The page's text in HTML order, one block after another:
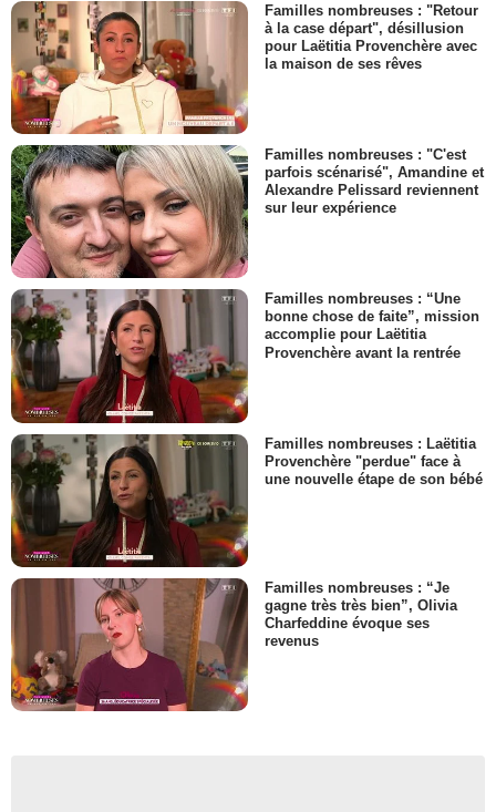
Familles nombreuses : "Retour
à la case départ", désillusion
pour Laëtitia Provenchère avec
la maison de ses rêves
Familles nombreuses : "C'est
parfois scénarisé", Amandine et
Alexandre Pelissard reviennent
sur leur expérience
Familles nombreuses : “Une
bonne chose de faite”, mission
accomplie pour Laëtitia
Provenchère avant la rentrée
Familles nombreuses : Laëtitia
Provenchère "perdue" face à
une nouvelle étape de son bébé
Familles nombreuses : “Je
gagne très très bien”, Olivia
Charfeddine évoque ses
revenus